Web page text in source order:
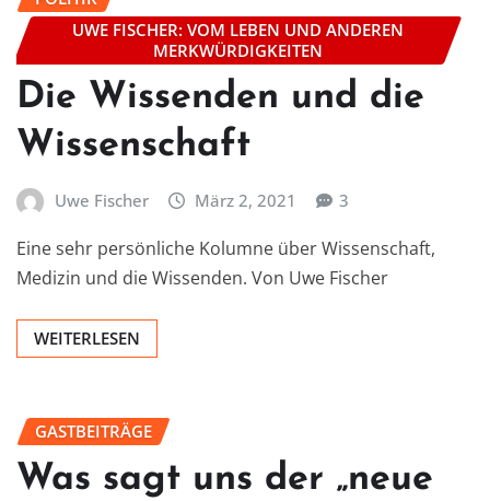
UWE FISCHER: VOM LEBEN UND ANDEREN
MERKWÜRDIGKEITEN
Die Wissenden und die
Wissenschaft
Uwe Fischer März 2, 2021 3
Eine sehr persönliche Kolumne über Wissenschaft,
Medizin und die Wissenden. Von Uwe Fischer
WEITERLESEN
GASTBEITRÄGE
Was sagt uns der „neue